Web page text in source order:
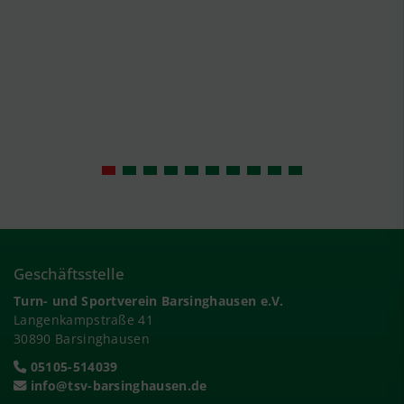
Geschäftsstelle
Turn- und Sportverein Barsinghausen e.V.
Langenkampstraße 41
30890 Barsinghausen
05105-514039
info@tsv-barsinghausen.de